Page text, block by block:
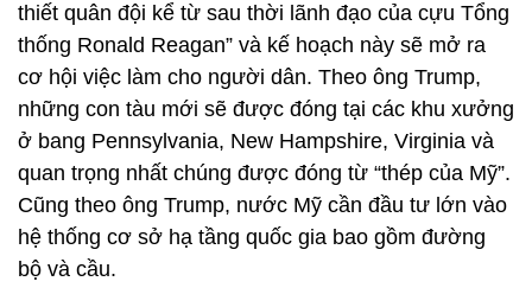
thiết quân đội kể từ sau thời lãnh đạo của cựu Tổng
thống Ronald Reagan” và kế hoạch này sẽ mở ra
cơ hội việc làm cho người dân. Theo ông Trump,
những con tàu mới sẽ được đóng tại các khu xưởng
ở bang Pennsylvania, New Hampshire, Virginia và
quan trọng nhất chúng được đóng từ “thép của Mỹ”.
Cũng theo ông Trump, nước Mỹ cần đầu tư lớn vào
hệ thống cơ sở hạ tầng quốc gia bao gồm đường
bộ và cầu.